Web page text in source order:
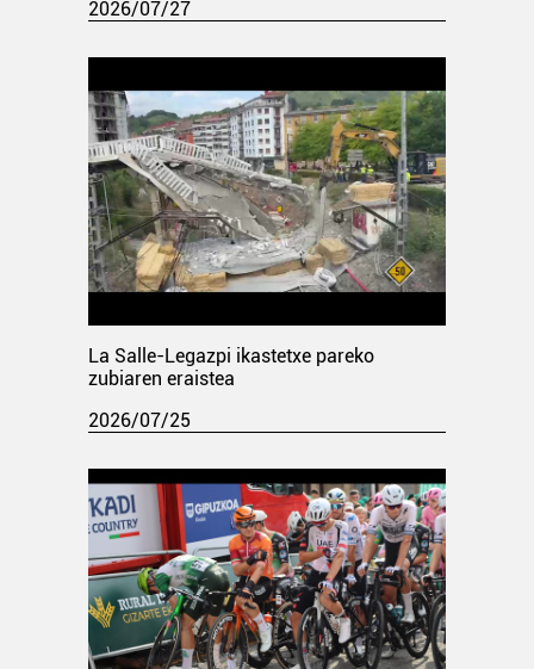
2026/07/27
La Salle-Legazpi ikastetxe pareko
zubiaren eraistea
2026/07/25